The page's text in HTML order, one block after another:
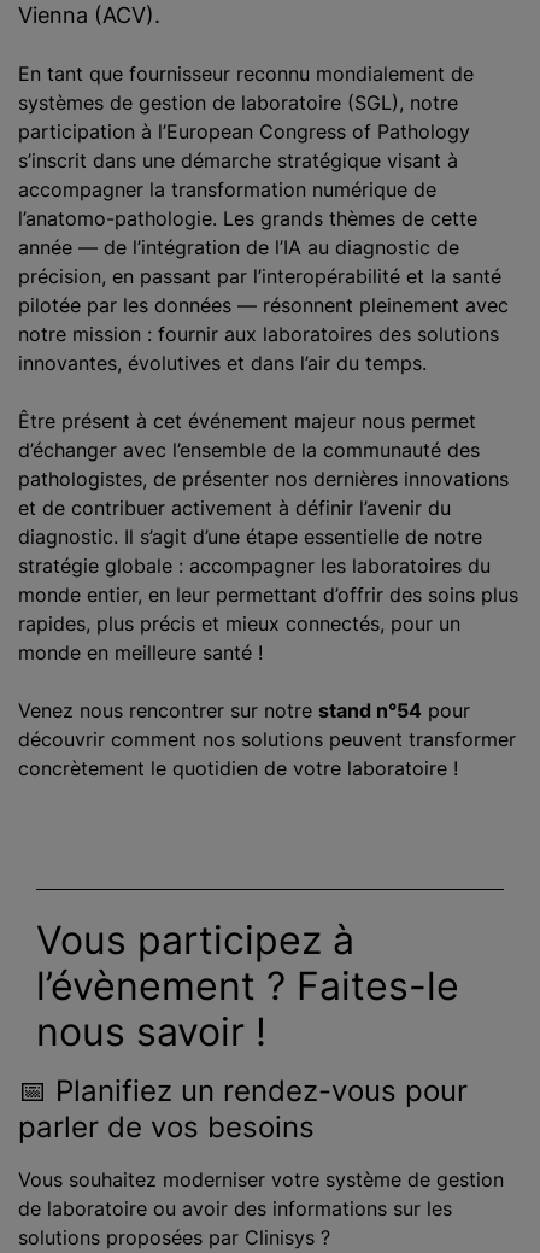
Vienna (ACV).
En tant que fournisseur reconnu mondialement de
systèmes de gestion de laboratoire (SGL), notre
participation à l’European Congress of Pathology
s’inscrit dans une démarche stratégique visant à
accompagner la transformation numérique de
l’anatomo-pathologie. Les grands thèmes de cette
année — de l’intégration de l’IA au diagnostic de
précision, en passant par l’interopérabilité et la santé
pilotée par les données — résonnent pleinement avec
notre mission : fournir aux laboratoires des solutions
innovantes, évolutives et dans l’air du temps.
Être présent à cet événement majeur nous permet
d’échanger avec l’ensemble de la communauté des
pathologistes, de présenter nos dernières innovations
et de contribuer activement à définir l’avenir du
diagnostic. Il s’agit d’une étape essentielle de notre
stratégie globale : accompagner les laboratoires du
monde entier, en leur permettant d’offrir des soins plus
rapides, plus précis et mieux connectés, pour un
monde en meilleure santé !
Venez nous rencontrer sur notre stand n°54 pour
découvrir comment nos solutions peuvent transformer
concrètement le quotidien de votre laboratoire !
Vous participez à
l’évènement ? Faites-le
nous savoir !
📅 Planifiez un rendez-vous pour
parler de vos besoins
Vous souhaitez moderniser votre système de gestion
de laboratoire ou avoir des informations sur les
solutions proposées par Clinisys ?